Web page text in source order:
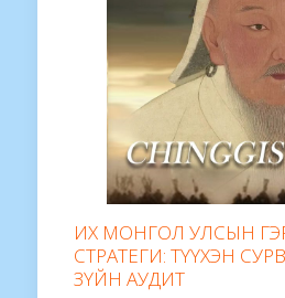
ИХ МОНГОЛ УЛСЫН
СТРАТЕГИ: ТҮҮХЭН
ЗҮЙН АУДИТ